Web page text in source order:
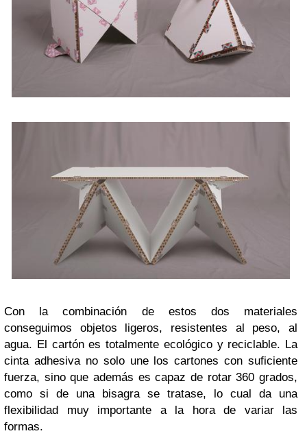
Con la combinación de estos dos materiales
conseguimos objetos ligeros, resistentes al peso, al
agua. El cartón es totalmente ecológico y reciclable. La
cinta adhesiva no solo une los cartones con suficiente
fuerza, sino que además es capaz de rotar 360 grados,
como si de una bisagra se tratase, lo cual da una
flexibilidad muy importante a la hora de variar las
formas.